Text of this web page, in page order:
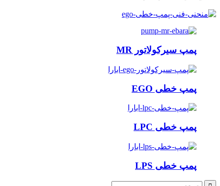
پمپ سیرکولاتور MR
پمپ خطی EGO
پمپ خطی LPC
پمپ خطی LPS